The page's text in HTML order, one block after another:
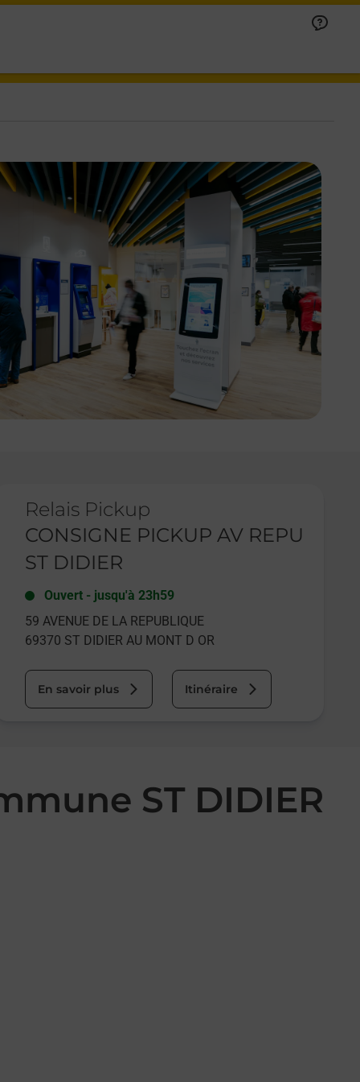
Relais Pickup
CONSIGNE PICKUP AV REPU
ST DIDIER
Ouvert - jusqu'à 23h59
59 AVENUE DE LA REPUBLIQUE
69370 ST DIDIER AU MONT D OR
En savoir plus Itinéraire
ST DIDIER